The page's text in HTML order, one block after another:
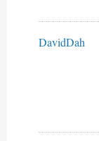
DavidDah